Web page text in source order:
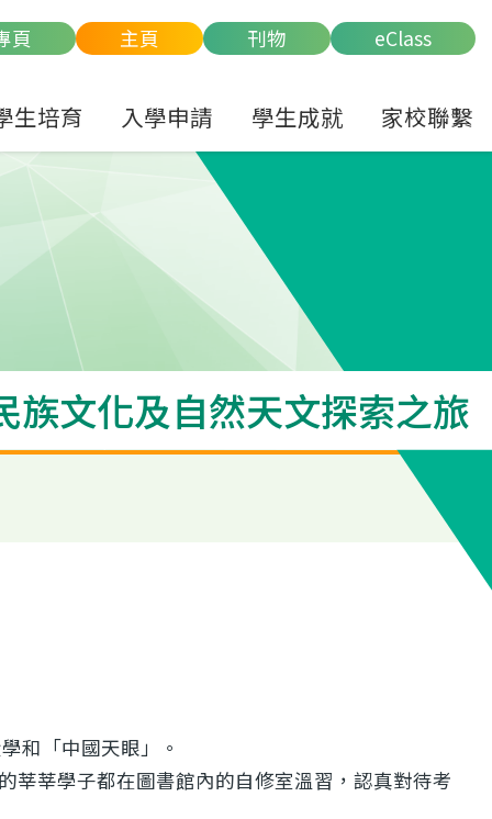
頁 主頁 刊物 eClass
生培育 入學申請 學生成就 家校聯繫
族文化及自然天文探索之旅
和「中國天眼」。
莘莘學子都在圖書館內的自修室溫習，認真對待考